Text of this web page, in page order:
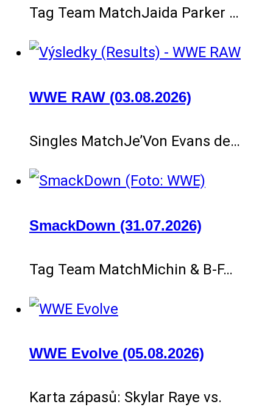
Tag Team MatchJaida Parker …
WWE RAW (03.08.2026)
Singles MatchJe’Von Evans de…
SmackDown (31.07.2026)
Tag Team MatchMichin & B-F…
WWE Evolve (05.08.2026)
Karta zápasů: Skylar Raye vs.